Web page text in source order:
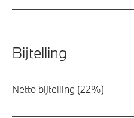
Bijtelling
Netto bijtelling (22%)